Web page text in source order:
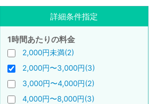
詳細条件指定
1時間あたりの料金
2,000円未満(2)
2,000円〜3,000円(3)
3,000円〜4,000円(2)
4,000円〜8,000円(3)